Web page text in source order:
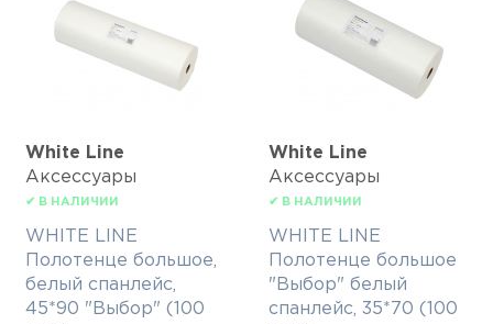
White Line
Аксессуары
✔ В НАЛИЧИИ
WHITE LINE
Полотенце большое,
белый спанлейс,
45*90 "Выбор" (100
White Line
Аксессуары
✔ В НАЛИЧИИ
WHITE LINE
Полотенце большое
"Выбор" белый
спанлейс, 35*70 (100